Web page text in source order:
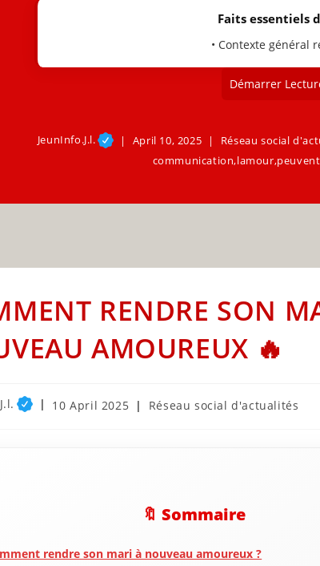
Faits essentiels
• Contexte général
Démarrer
JeunInfo.J.l. April 10, 2025 Réseau social
communication,lamour,peuvent
RENDRE SON
AMOUREUX 🔥
Post
10 April 2025
Post
Réseau social d'actualités
🔖 Sommaire
rendre son mari à nouveau amoureux ?